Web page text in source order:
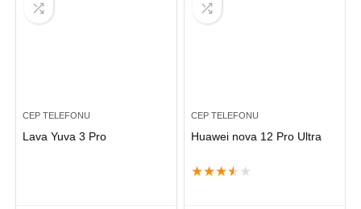
CEP TELEFONU
Lava Yuva 3 Pro
CEP TELEFONU
Huawei nova 12 Pro Ultra
★★★★ ★